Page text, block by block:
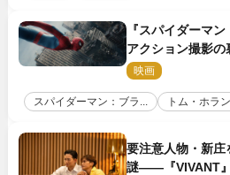
『スパイダーマン
アクション撮影の
映画
スパイダーマン：ブラ... トム・ホラ
要注意人物・新庄
謎――『VIVANT』